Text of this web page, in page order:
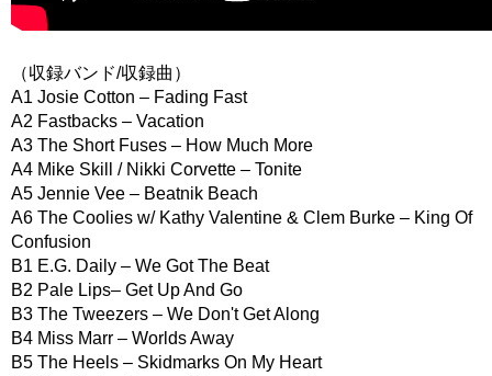
（収録バンド/収録曲）
A1 Josie Cotton – Fading Fast
A2 Fastbacks – Vacation
A3 The Short Fuses – How Much More
A4 Mike Skill / Nikki Corvette – Tonite
A5 Jennie Vee – Beatnik Beach
A6 The Coolies w/ Kathy Valentine & Clem Burke – King Of
Confusion
B1 E.G. Daily – We Got The Beat
B2 Pale Lips– Get Up And Go
B3 The Tweezers – We Don't Get Along
B4 Miss Marr – Worlds Away
B5 The Heels – Skidmarks On My Heart